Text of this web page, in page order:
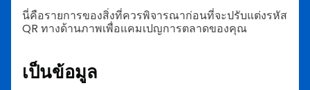
นี่คือรายการของสิ่งที่ควรพิจารณาก่อนที่จะปรับแต่งรหัส
QR ทางด้านภาพเพื่อแคมเปญการตลาดของคุณ
เป็นข้อมูล